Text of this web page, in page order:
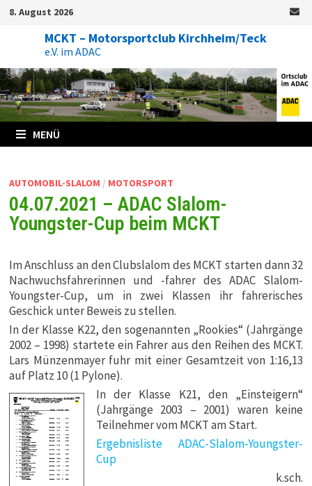
Zum8. August 2026
MCKT – Motorsportclub Kirchheim/Teck
e.V. im ADAC
MENÜ
AUTOMOBIL-SLALOM / MOTORSPORT
04.07.2021 – ADAC Slalom-
Youngster-Cup beim MCKT
Im Anschluss an den Clubslalom des MCKT starten dann 32
Nachwuchsfahrerinnen und -fahrer des ADAC Slalom-
Youngster-Cup, um in zwei Klassen ihr fahrerisches
Geschick unter Beweis zu stellen.
In der Klasse K22, den sogenannten „Rookies“ (Jahrgänge
2002 – 1998) startete ein Fahrer aus den Reihen des MCKT.
Lars Münzenmayer fuhr mit einer Gesamtzeit von 1:16,13
auf Platz 10 (1 Pylone).
In der Klasse K21, den „Einsteigern“
(Jahrgänge 2003 – 2001) waren keine
Teilnehmer vom MCKT am Start.
Ergebnisliste ADAC-Slalom-Youngster-
Cup
k.sch.